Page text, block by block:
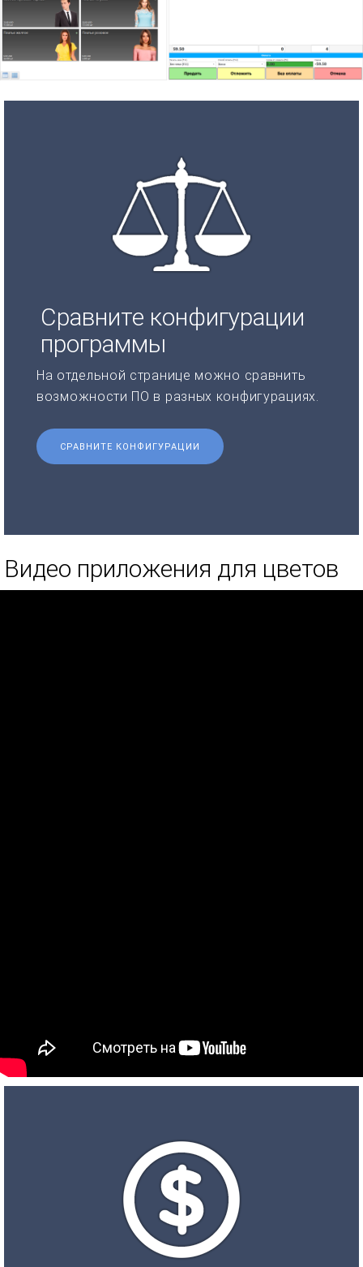
Сравните конфигурации
программы
На отдельной странице можно сравнить
возможности ПО в разных конфигурациях.
СРАВНИТЕ КОНФИГУРАЦИИ
Видео приложения для цветов